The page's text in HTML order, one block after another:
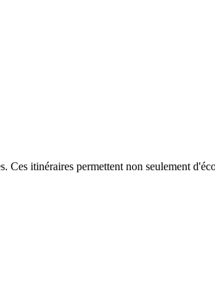
Ces itinéraires permettent non seulement